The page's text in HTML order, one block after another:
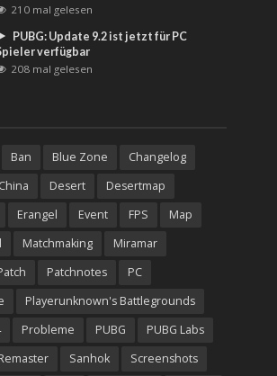
210 mal gelesen
PUBG: Update 9.2 ist jetzt für PC
verfügbar
208 mal gelesen
Ban Blue Zone
Changelog
China Desert
Desertmap
Erangel Event FPS
Map
Matchmaking
Miramar
Patchnotes
PC
Playerunknown's Battlegrounds
Probleme PUBG
PUBG Labs
Sanhok
Screenshots